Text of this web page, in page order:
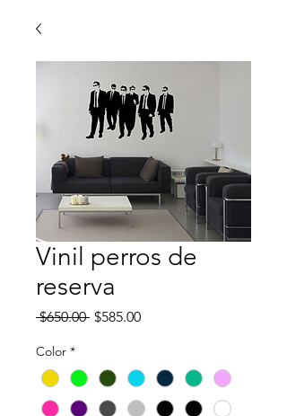
Vinil perros de
reserva
$650.00 Precio
$585.00Precio
Color *